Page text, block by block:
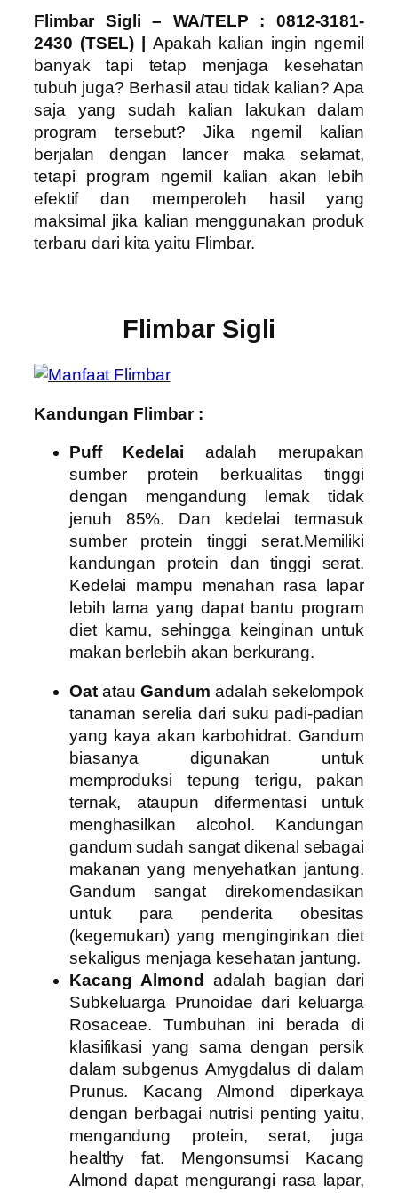
Flimbar Sigli – WA/TELP : 0812-3181-
2430 (TSEL) |
Apakah kalian ingin ngemil
banyak tapi tetap menjaga kesehatan
tubuh juga? Berhasil atau tidak kalian? Apa
saja yang sudah kalian lakukan dalam
program tersebut? Jika ngemil kalian
berjalan dengan lancer maka selamat,
tetapi program ngemil kalian akan lebih
efektif dan memperoleh hasil yang
maksimal jika kalian menggunakan produk
terbaru dari kita yaitu Flimbar.
Flimbar Sigli
Kandungan Flimbar :
Puff Kedelai adalah merupakan
sumber protein berkualitas tinggi
dengan mengandung lemak tidak
jenuh 85%. Dan kedelai termasuk
sumber protein tinggi serat.Memiliki
kandungan protein dan tinggi serat.
Kedelai mampu menahan rasa lapar
lebih lama yang dapat bantu program
diet kamu, sehingga keinginan untuk
makan berlebih akan berkurang.
OatatauGandum adalah sekelompok
tanaman serelia dari suku padi-padian
yang kaya akan karbohidrat. Gandum
biasanya digunakan untuk
memproduksi tepung terigu, pakan
ternak, ataupun difermentasi untuk
menghasilkan alcohol. Kandungan
gandum sudah sangat dikenal sebagai
makanan yang menyehatkan jantung.
Gandum sangat direkomendasikan
untuk para penderita obesitas
(kegemukan) yang menginginkan diet
sekaligus menjaga kesehatan jantung.
Kacang Almond adalah bagian dari
Subkeluarga Prunoidae dari keluarga
Rosaceae. Tumbuhan ini berada di
klasifikasi yang sama dengan persik
dalam subgenus Amygdalus di dalam
Prunus. Kacang Almond diperkaya
dengan berbagai nutrisi penting yaitu,
mengandung protein, serat, juga
healthy fat. Mengonsumsi Kacang
Almond dapat mengurangi rasa lapar,